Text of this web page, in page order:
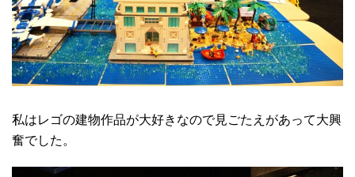
私はレゴの建物作品が大好きなので見ごたえがあって大興
奮でした。